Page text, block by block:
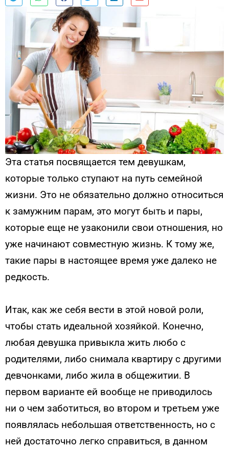
Эта статья посвящается тем девушкам,
которые только ступают на путь семейной
жизни. Это не обязательно должно относиться
к замужним парам, это могут быть и пары,
которые еще не узаконили свои отношения, но
уже начинают совместную жизнь. К тому же,
такие пары в настоящее время уже далеко не
редкость.
Итак, как же себя вести в этой новой роли,
чтобы стать идеальной хозяйкой. Конечно,
любая девушка привыкла жить любо с
родителями, либо снимала квартиру с другими
девчонками, либо жила в общежитии. В
первом варианте ей вообще не приводилось
ни о чем заботиться, во втором и третьем уже
появлялась небольшая ответственность, но с
ней достаточно легко справиться, в данном